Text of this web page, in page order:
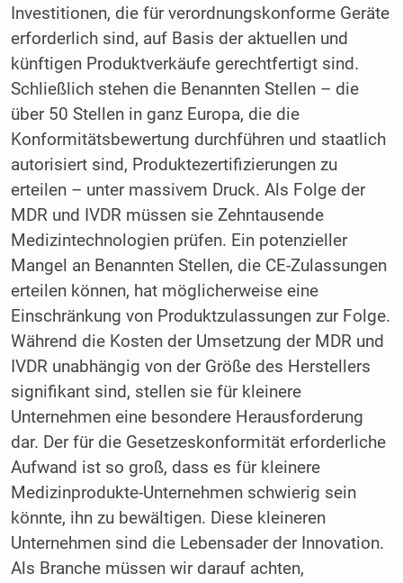
Investitionen, die für verordnungskonforme Geräte
erforderlich sind, auf Basis der aktuellen und
künftigen Produktverkäufe gerechtfertigt sind.
Schließlich stehen die Benannten Stellen – die
über 50 Stellen in ganz Europa, die die
Konformitätsbewertung durchführen und staatlich
autorisiert sind, Produktezertifizierungen zu
erteilen – unter massivem Druck. Als Folge der
MDR und IVDR müssen sie Zehntausende
Medizintechnologien prüfen. Ein potenzieller
Mangel an Benannten Stellen, die CE-Zulassungen
erteilen können, hat möglicherweise eine
Einschränkung von Produktzulassungen zur Folge.
Während die Kosten der Umsetzung der MDR und
IVDR unabhängig von der Größe des Herstellers
signifikant sind, stellen sie für kleinere
Unternehmen eine besondere Herausforderung
dar. Der für die Gesetzeskonformität erforderliche
Aufwand ist so groß, dass es für kleinere
Medizinprodukte-Unternehmen schwierig sein
könnte, ihn zu bewältigen. Diese kleineren
Unternehmen sind die Lebensader der Innovation.
Als Branche müssen wir darauf achten,